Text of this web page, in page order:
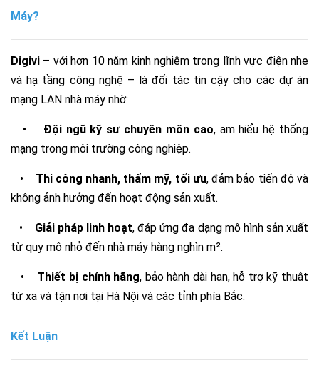
Máy?
Digivi – với hơn 10 năm kinh nghiệm trong lĩnh vực điện nhẹ
và hạ tầng công nghệ – là đối tác tin cậy cho các dự án
mạng LAN nhà máy nhờ:
• Đội ngũ kỹ sư chuyên môn cao, am hiểu hệ thống
mạng trong môi trường công nghiệp.
• Thi công nhanh, thẩm mỹ, tối ưu, đảm bảo tiến độ và
không ảnh hưởng đến hoạt động sản xuất.
• Giải pháp linh hoạt, đáp ứng đa dạng mô hình sản xuất
từ quy mô nhỏ đến nhà máy hàng nghìn m².
• Thiết bị chính hãng, bảo hành dài hạn, hỗ trợ kỹ thuật
từ xa và tận nơi tại Hà Nội và các tỉnh phía Bắc.
Kết Luận